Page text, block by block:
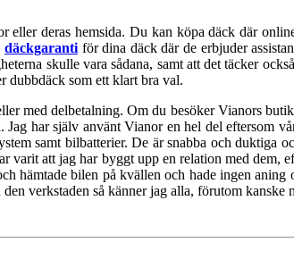
eller deras hemsida. Du kan köpa däck där
däckgarantiför dina däck där de erbjuder
skulle vara sådana, samt att det täcker
dubbdäck som ett klart bra val.
med delbetalning. Om du besöker Vianors
har själv använt Vianor en hel del eftersom
samt bilbatterier. De är snabba och duktiga
att jag har byggt upp en relation med dem,
hämtade bilen på kvällen och hade ingen
verkstaden så känner jag alla, förutom kanske